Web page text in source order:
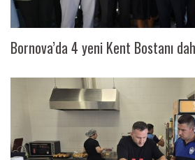
Bornova’da 4 yeni Kent Bostanı